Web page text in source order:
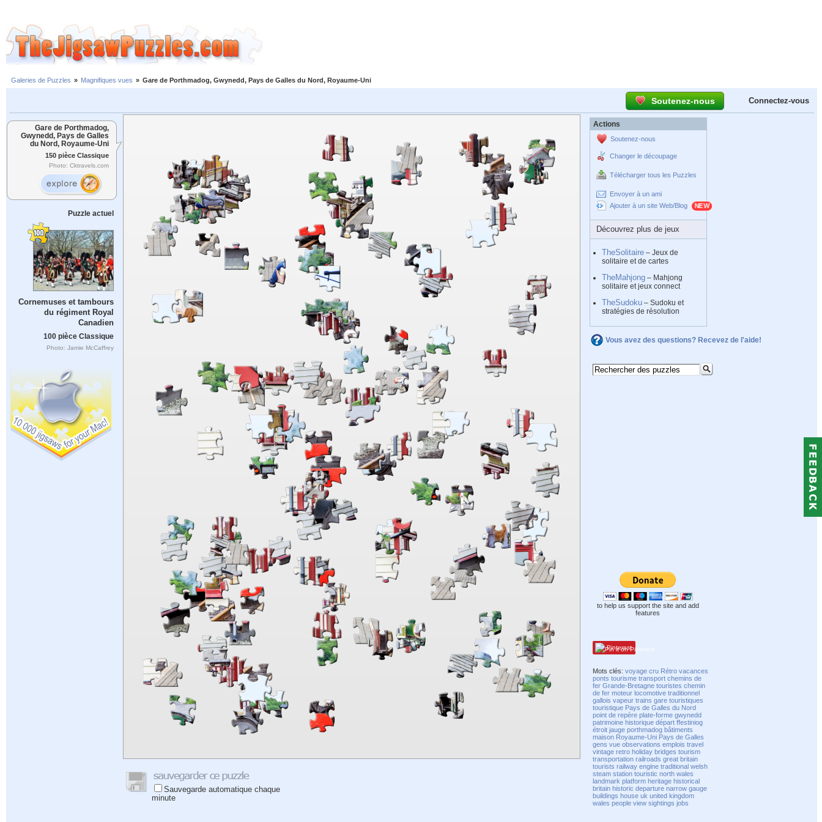
Galeries de Puzzles » Magnifiques vues » Gare de Porthmadog, Gwynedd, Pays de Galles du Nord, Royaume-Uni
Soutenez-nous Connectez-vous
Gare de Porthmadog,
Gwynedd, Pays de Galles
du Nord, Royaume-Uni
150 pièce Classique
Photo: Cktravels.com
Puzzle actuel
Cornemuses et tambours
du régiment Royal
Canadien
100 pièce Classique
Photo: Jamie McCaffrey
Sauvegarde automatique chaque
minute
Actions
Soutenez-nous
Changer le découpage
Télécharger tous les Puzzles
Envoyer à un ami
Ajouter à un site Web/Blog
Découvrez plus de jeux
TheSolitaire – Jeux de
solitaire et de cartes
TheMahjong – Mahjong
solitaire et jeux connect
TheSudoku – Sudoku et
stratégies de résolution
Vous avez des questions? Recevez de l'aide!
to help us support the site and add
features
Pinterest
Mots clés:voyage cru Rétro vacances
ponts tourisme transport chemins de
fer Grande-Bretagne touristes chemin
de fer moteur locomotive traditionnel
gallois vapeur trains gare touristiques
touristique Pays de Galles du Nord
point de repère plate-forme gwynedd
patrimoine historique départ ffestiniog
étroit jauge porthmadog bâtiments
maison Royaume-Uni Pays de Galles
gens vue observations emplois travel
vintage retro holiday bridges tourism
transportation railroads great britain
tourists railway engine traditional welsh
steam station touristic north wales
landmark platform heritage historical
britain historic departure narrow gauge
buildings house uk united kingdom
wales people view sightings jobs